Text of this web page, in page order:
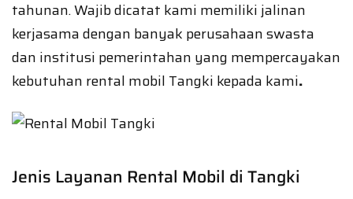
tahunan. Wajib dicatat kami memiliki jalinan
kerjasama dengan banyak perusahaan swasta
dan institusi pemerintahan yang mempercayakan
kebutuhan rental mobil Tangki kepada kami.
Jenis Layanan Rental Mobil di Tangki